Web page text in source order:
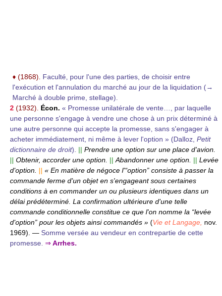
♦ (1868).
Faculté, pour l'une des parties, de choisir entre
l'exécution et l'annulation du marché au jour de la liquidation (→
Marché à double prime, stellage).
2 (1932). Écon. « Promesse unilatérale de vente…, par laquelle
une personne s'engage à vendre une chose à un prix déterminé à
une autre personne qui accepte la promesse, sans s'engager à
acheter immédiatement, ni même à lever l'option » (Dalloz, Petit
dictionnaire de droit). || Prendre une option sur une place d'avion.
|| Obtenir, accorder une option. || Abandonner une option. || Levée
d'option. || « En matière de négoce l'“option” consiste à passer la
commande ferme d'un objet en s'engageant sous certaines
conditions à en commander un ou plusieurs identiques dans un
délai prédéterminé. La confirmation ultérieure d'une telle
commande conditionnelle constitue ce que l'on nomme la “levée
d'option” pour les objets ainsi commandés » (Vie et Langage, nov.
1969). — Somme versée au vendeur en contrepartie de cette
promesse. ⇒ Arrhes.